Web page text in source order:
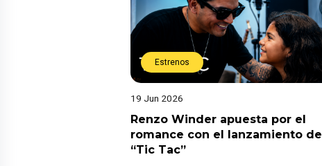
Estrenos
19 Jun 2026
Renzo Winder apuesta por el
romance con el lanzamiento de
“Tic Tac”